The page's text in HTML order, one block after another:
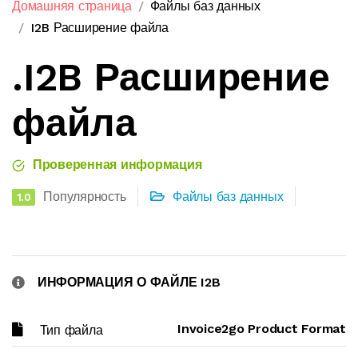
Домашняя страница
Файлы баз данных
I2B Расширение файла
.I2B Расширение
файла
Проверенная информация
1.0 Популярность Файлы баз данных
ИНФОРМАЦИЯ О ФАЙЛЕ I2B
Тип файла Invoice2go Product Format